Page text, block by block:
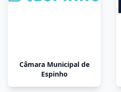
Câmara Municipal de
Espinho